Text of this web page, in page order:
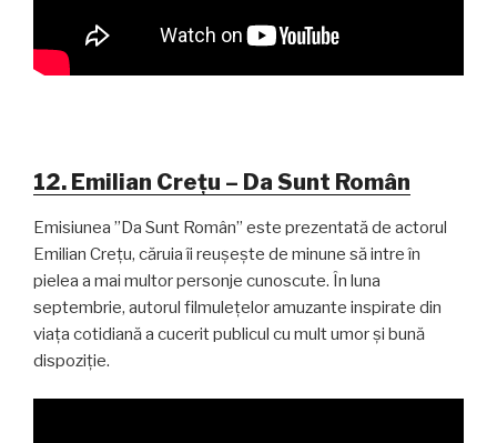
12. Emilian Crețu – Da Sunt Român
Emisiunea ”Da Sunt Român” este prezentată de actorul
Emilian Crețu, căruia îi reușește de minune să intre în
pielea a mai multor personje cunoscute. În luna
septembrie, autorul filmulețelor amuzante inspirate din
viața cotidiană a cucerit publicul cu mult umor și bună
dispoziție.